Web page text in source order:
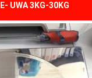
UWA 3KG-30KG